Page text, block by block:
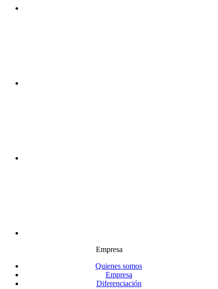
Empresa
Quienes somos
Empresa
Diferenciación